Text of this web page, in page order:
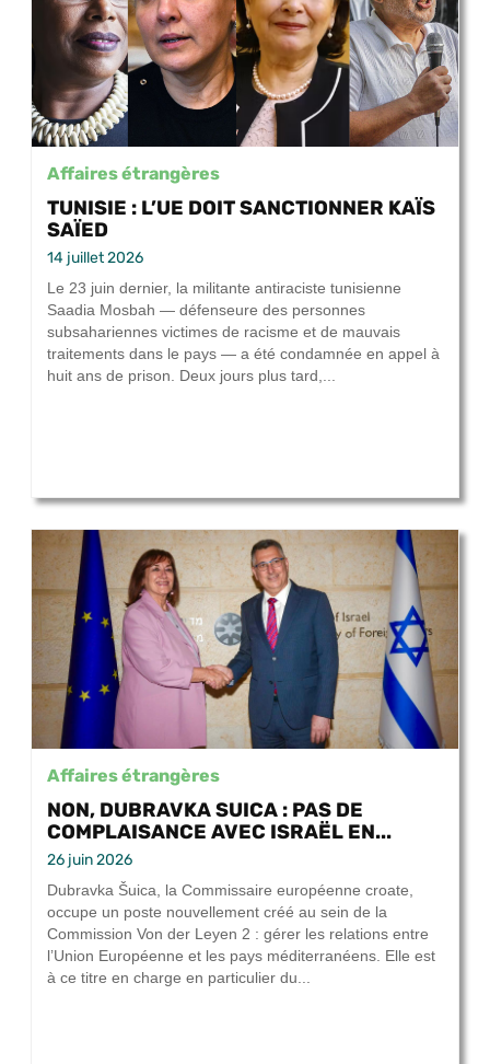
Affaires étrangères
TUNISIE : L’UE DOIT SANCTIONNER KAÏS
SAÏED
14 juillet 2026
Le 23 juin dernier, la militante antiraciste tunisienne
Saadia Mosbah — défenseure des personnes
subsahariennes victimes de racisme et de mauvais
traitements dans le pays — a été condamnée en appel à
huit ans de prison. Deux jours plus tard,...
Affaires étrangères
NON, DUBRAVKA SUICA : PAS DE
COMPLAISANCE AVEC ISRAËL EN...
26 juin 2026
Dubravka Šuica, la Commissaire européenne croate,
occupe un poste nouvellement créé au sein de la
Commission Von der Leyen 2 : gérer les relations entre
l’Union Européenne et les pays méditerranéens. Elle est
à ce titre en charge en particulier du...